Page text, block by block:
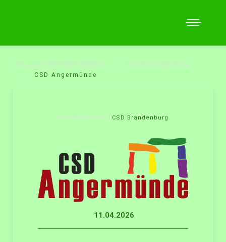
QUEERES BRANDENBURG
CSD Brandenburg
CSD Angermünde
Veröffentlicht in CSD Brandenburg
11.04.2026